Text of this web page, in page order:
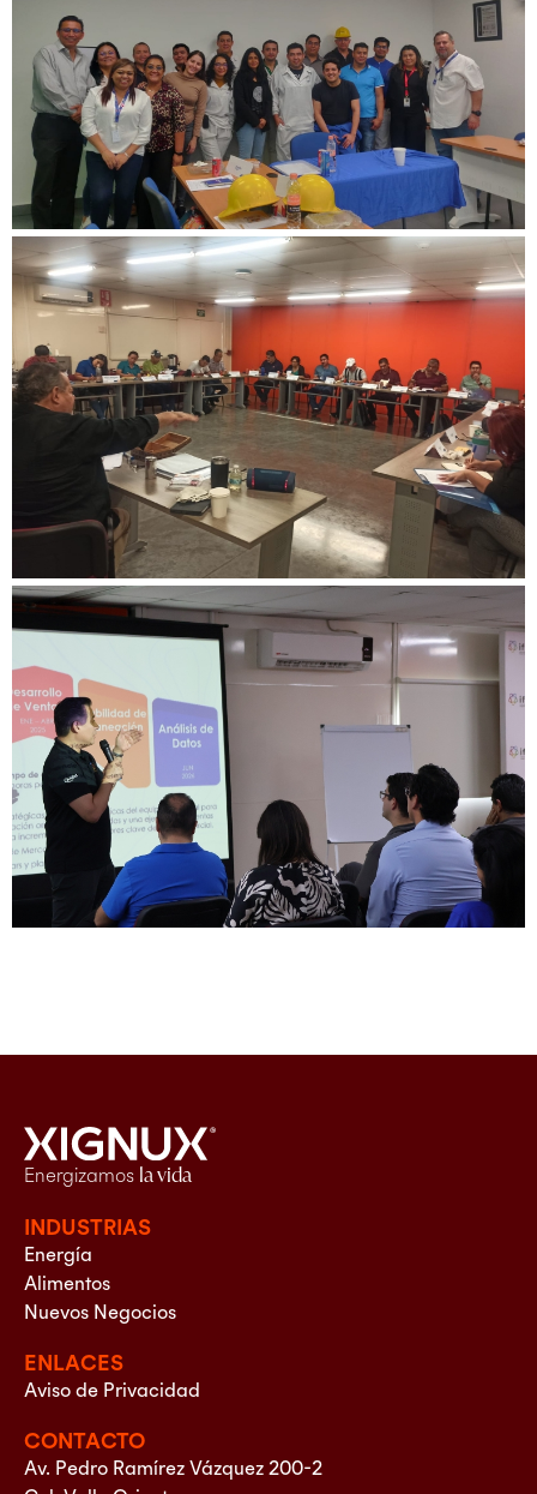
Energizamos la vida
INDUSTRIAS
Energía
Alimentos
Nuevos Negocios
ENLACES
Aviso de Privacidad
CONTACTO
Av. Pedro Ramírez Vázquez 200-2